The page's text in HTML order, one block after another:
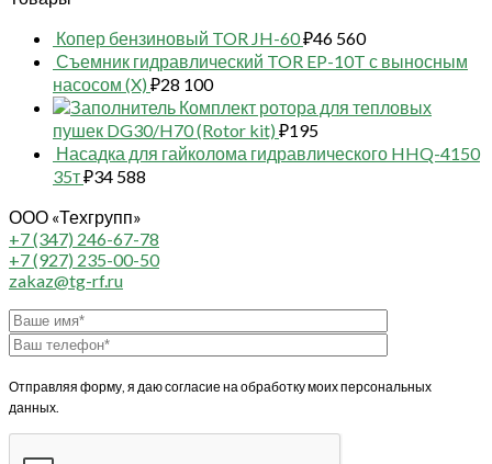
Копер бензиновый TOR JH-60₽46 560
Съемник гидравлический TOR EP-10T с выносным
насосом (X) ₽28 100
Комплект ротора для тепловых
пушек DG30/H70 (Rotor kit) ₽195
Насадка для гайколома гидравлического HHQ-4150
35т₽34 588
ООО «Техгрупп»
+7 (347) 246-67-78
+7 (927) 235-00-50
zakaz@tg-rf.ru
Отправляя форму, я даю согласие на обработку моих персональных
данных.